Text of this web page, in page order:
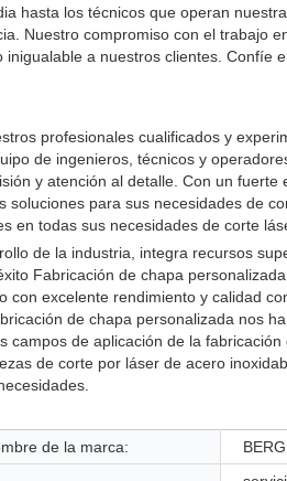
hasta los técnicos que operan
Nuestro compromiso con el trabajo
a nuestros clientes. Confíe
profesionales cualificados y
de ingenieros, técnicos y
y atención al detalle. Con un fuerte
para sus necesidades de
en todas sus necesidades de corte
de la industria, integra recursos
Fabricación de chapa
excelente rendimiento y calidad
de chapa personalizada nos
campos de aplicación de la fabricación
de corte por láser de acero
de la marca: